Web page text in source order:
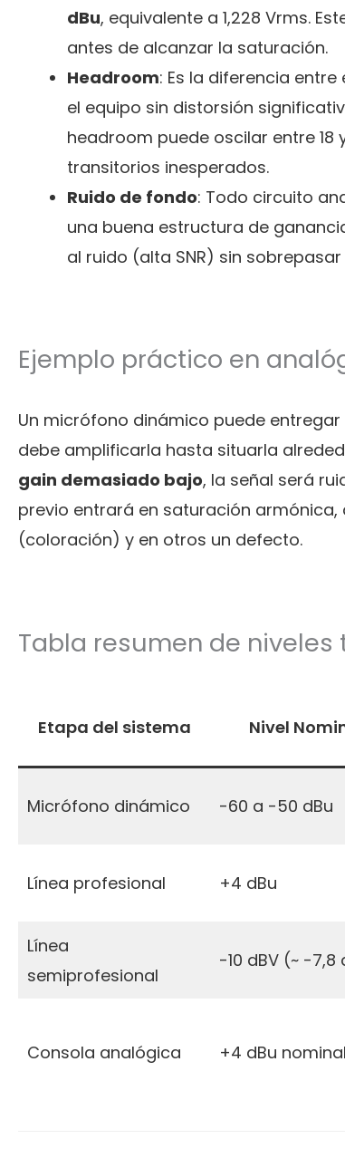
dBu, equivalente a 1,228 Vrms.
antes de alcanzar la saturación.
Headroom: Es la diferencia
el equipo sin distorsión
headroom puede oscilar entre
transitorios inesperados.
Ruido de fondo: Todo circuito
una buena estructura de
al ruido (alta SNR) sin
Ejemplo práctico en
Un micrófono dinámico puede
debe amplificarla hasta situarla
gain demasiado bajo, la señal será
previo entrará en saturación
(coloración) y en otros un defecto.
Tabla resumen de
Etapa del sistema Nivel
Micrófono dinámico -60 a -50 dBu
Línea profesional +4 dBu
Línea
semiprofesional
-10 dBV (~ -7,8
Consola analógica +4 dBu nominal